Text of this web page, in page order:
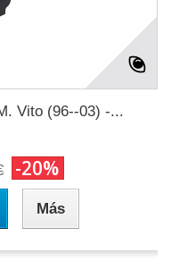
Vito (96--03) -...
-20%
Más